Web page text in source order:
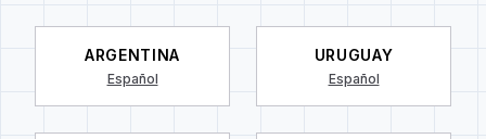
ARGENTINA
Español
URUGUAY
Español